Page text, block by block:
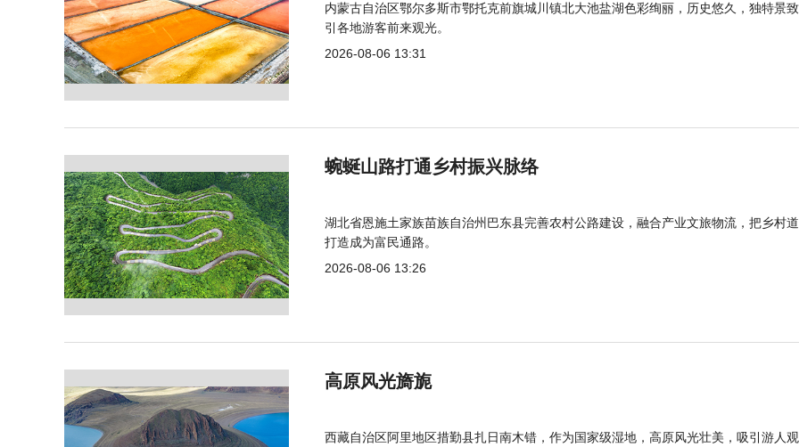
内蒙古自治区鄂尔多斯市鄂托克前旗城川镇北大池盐湖色彩绚丽，历史悠久，独特景
引各地游客前来观光。
2026-08-06 13:31
蜿蜒山路打通乡村振兴脉络
湖北省恩施土家族苗族自治州巴东县完善农村公路建设，融合产业文旅物流，把乡村
打造成为富民通路。
2026-08-06 13:26
高原风光旖旎
西藏自治区阿里地区措勤县扎日南木错，作为国家级湿地，高原风光壮美，吸引游人观